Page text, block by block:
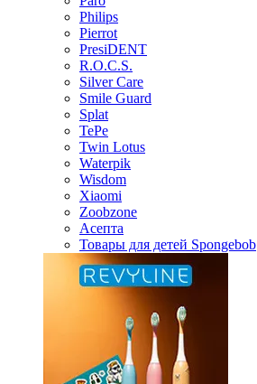
Philips
Pierrot
PresiDENT
R.O.C.S.
Silver Care
Smile Guard
Splat
TePe
Twin Lotus
Waterpik
Wisdom
Xiaomi
Zoobzone
Асепта
Товары для детей Spongebob